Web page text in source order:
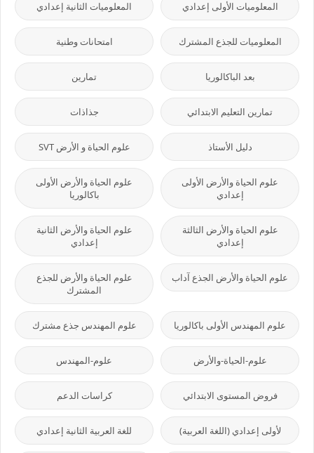
المعلوميات الأولى إعدادي المعلوميات الثانية إعدادي
المعلوميات للجذع المشترك امتحانات وطنية
بعد الباكالوريا تمارين
تمارين التعليم الابتدائي جذاذات
دليل الأستاذ علوم الحياة و الأرض SVT
علوم الحياة والأرض الأولى
إعدادي
علوم الحياة والأرض الأولى
باكالوريا
علوم الحياة والأرض الثالثة
إعدادي
علوم الحياة والأرض الثانية
إعدادي
علوم الحياة والأرض الجذع آداب
علوم الحياة والأرض للجذع
المشترك
علوم المهندس الأولى باكالوريا علوم المهندس جذع مشترك
علوم-الحياة-والأرض علوم-المهندس
فروض المستوى الابتدائي كراسات الدعم
لأولى إعدادي (اللغة العربية) للغة العربية الثانية إعدادي